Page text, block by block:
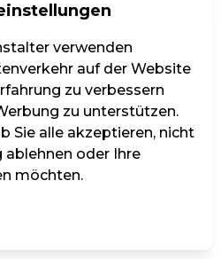
verwenden
auf der Website
zu verbessern
zu unterstützen.
Sie alle akzeptieren, nicht
oder Ihre
möchten.